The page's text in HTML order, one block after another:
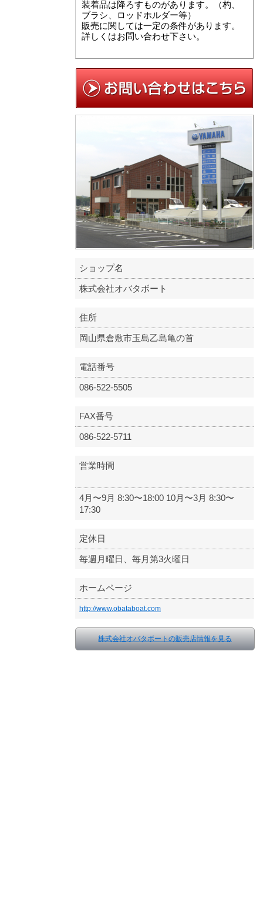
装着品は降ろすものがあります。（杓、
ブラシ、ロッドホルダー等）
販売に関しては一定の条件があります。
詳しくはお問い合わせ下さい。
ショップ名
株式会社オバタボート
住所
岡山県倉敷市玉島乙島亀の首
電話番号
086-522-5505
FAX番号
086-522-5711
営業時間
4月〜9月 8:30〜18:00 10月〜3月 8:30〜
17:30
定休日
毎週月曜日、毎月第3火曜日
ホームページ
http://www.obataboat.com
株式会社オバタボートの販売店情報を見る